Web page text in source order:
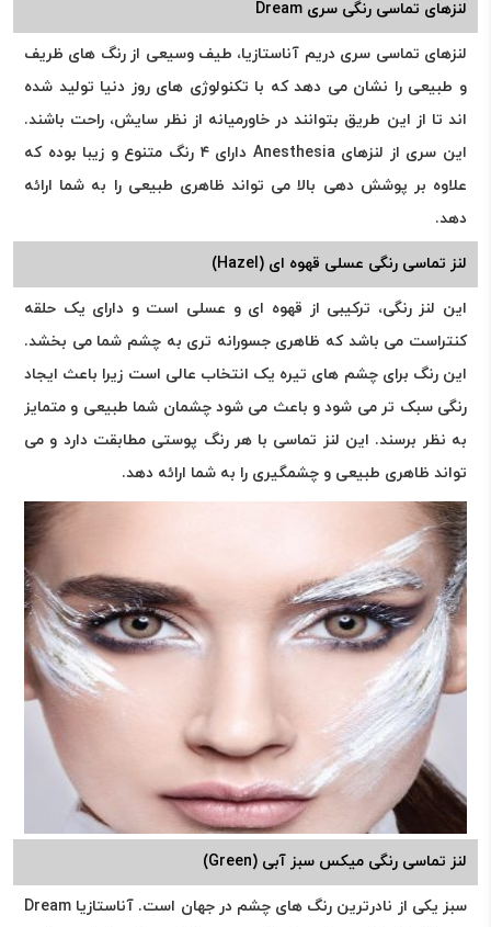
لنزهای تماسی رنگی سری Dream
لنزهای تماسی سری دریم آناستازیا، طیف وسیعی از رنگ های ظریف
و طبیعی را نشان می دهد که با تکنولوژی های روز دنیا تولید شده
اند تا از این طریق بتوانند در خاورمیانه از نظر سایش، راحت باشند.
این سری از لنزهای Anesthesia دارای ۴ رنگ متنوع و زیبا بوده که
علاوه بر پوشش دهی بالا می تواند ظاهری طبیعی را به شما ارائه
دهد.
لنز تماسی رنگی عسلی قهوه ای (Hazel)
این لنز رنگی، ترکیبی از قهوه ای و عسلی است و دارای یک حلقه
کنتراست می باشد که ظاهری جسورانه تری به چشم شما می بخشد.
این رنگ برای چشم های تیره یک انتخاب عالی است زیرا باعث ایجاد
رنگی سبک تر می شود و باعث می شود چشمان شما طبیعی و متمایز
به نظر برسند. این لنز تماسی با هر رنگ پوستی مطابقت دارد و می
تواند ظاهری طبیعی و چشمگیری را به شما ارائه دهد.
لنز تماسی رنگی میکس سبز آبی (Green)
سبز یکی از نادرترین رنگ های چشم در جهان است. آناستازیا Dream